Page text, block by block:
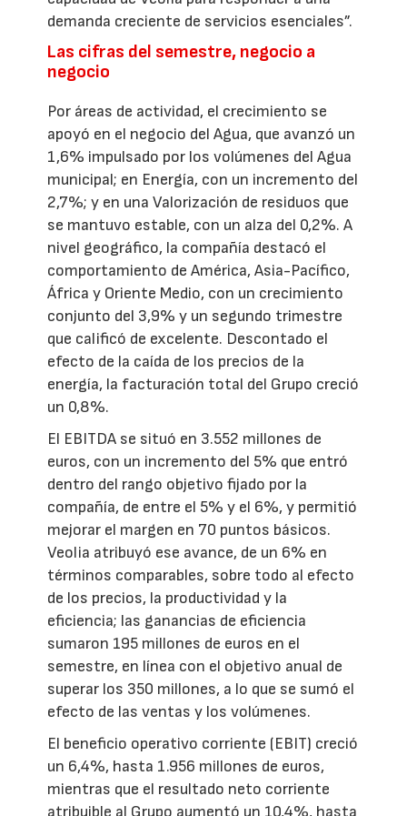
demanda creciente de servicios esenciales”.
Las cifras del semestre, negocio a
negocio
Por áreas de actividad, el crecimiento se
apoyó en el negocio del Agua, que avanzó un
1,6% impulsado por los volúmenes del Agua
municipal; en Energía, con un incremento del
2,7%; y en una Valorización de residuos que
se mantuvo estable, con un alza del 0,2%. A
nivel geográfico, la compañía destacó el
comportamiento de América, Asia-Pacífico,
África y Oriente Medio, con un crecimiento
conjunto del 3,9% y un segundo trimestre
que calificó de excelente. Descontado el
efecto de la caída de los precios de la
energía, la facturación total del Grupo creció
un 0,8%.
El EBITDA se situó en 3.552 millones de
euros, con un incremento del 5% que entró
dentro del rango objetivo fijado por la
compañía, de entre el 5% y el 6%, y permitió
mejorar el margen en 70 puntos básicos.
Veolia atribuyó ese avance, de un 6% en
términos comparables, sobre todo al efecto
de los precios, la productividad y la
eficiencia; las ganancias de eficiencia
sumaron 195 millones de euros en el
semestre, en línea con el objetivo anual de
superar los 350 millones, a lo que se sumó el
efecto de las ventas y los volúmenes.
El beneficio operativo corriente (EBIT) creció
un 6,4%, hasta 1.956 millones de euros,
mientras que el resultado neto corriente
atribuible al Grupo aumentó un 10,4%, hasta